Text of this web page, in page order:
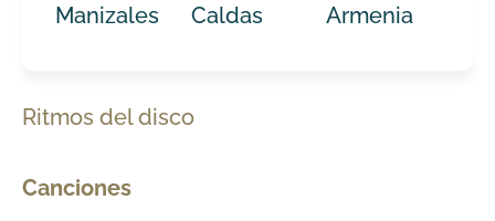
Manizales
Caldas
Armenia
Ritmos del disco
Canciones